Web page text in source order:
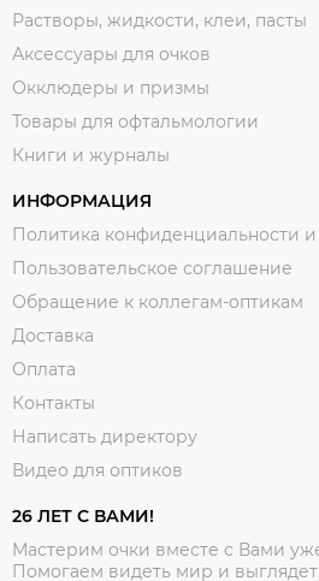
Растворы, жидкости, клеи, пасты
Аксессуары для очков
Окклюдеры и призмы
Товары для офтальмологии
Книги и журналы
ИНФОРМАЦИЯ
Политика конфиденциальности
Пользовательское соглашение
Обращение к коллегам-оптикам
Доставка
Оплата
Контакты
Написать директору
Видео для оптиков
26 ЛЕТ С ВАМИ!
Мастерим очки вместе с Вами
Помогаем видеть мир и